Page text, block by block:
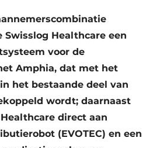
Swisslog Healthcare een
voor de
Amphia, dat met het
het bestaande deel van
wordt; daarnaast
direct aan
(EVOTEC) en een